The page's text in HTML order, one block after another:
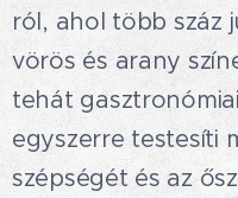
ról, ahol több száz
vörös és arany
tehát
egyszerre testesíti
szépségét és az